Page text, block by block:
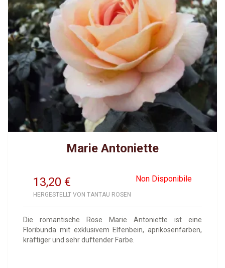
Marie Antoniette
13,20 Non Disponibile
€
HERGESTELLT VON TANTAU ROSEN
Die romantische Rose Marie Antoniette ist eine
Floribunda mit exklusivem Elfenbein, aprikosenfarben,
kräftiger und sehr duftender Farbe.